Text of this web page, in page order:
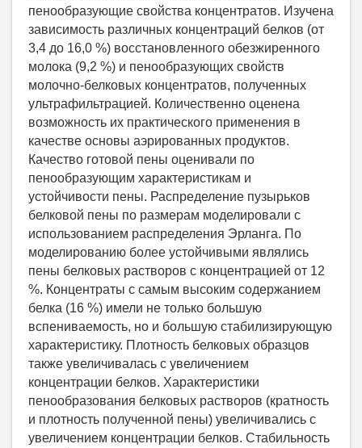
пенообразующие свойства концентратов. Изучена
зависимость различных концентраций белков (от
3,4 до 16,0 %) восстановленного обезжиренного
молока (9,2 %) и пенообразующих свойств
молочно-белковых концентратов, полученных
ультрафильтрацией. Количественно оценена
возможность их практического применения в
качестве основы аэрированных продуктов.
Качество готовой пены оценивали по
пенообразующим характеристикам и
устойчивости пены. Распределение пузырьков
белковой пены по размерам моделировали с
использованием распределения Эрланга. По
моделированию более устойчивыми являлись
пены белковых растворов с концентрацией от 12
%. Концентраты с самым высоким содержанием
белка (16 %) имели не только большую
вспениваемость, но и большую стабилизирующую
характеристику. Плотность белковых образцов
также увеличивалась с увеличением
концентрации белков. Характеристики
пенообразования белковых растворов (кратность
и плотность полученной пены) увеличивались с
увеличением концентрации белков. Стабильность